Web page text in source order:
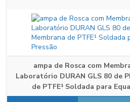
ampa de Rosca com
Laboratório DURAN GLS 80 de
de PTFE¹ Soldada para